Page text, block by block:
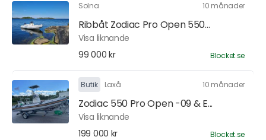
Solna 10 månader
Ribbåt Zodiac Pro Open 550...
Visa liknande
99 000 kr
Blocket.se
Butik Laxå 10 månader
Zodiac 550 Pro Open -09 & E...
Visa liknande
199 000 kr
Blocket.se